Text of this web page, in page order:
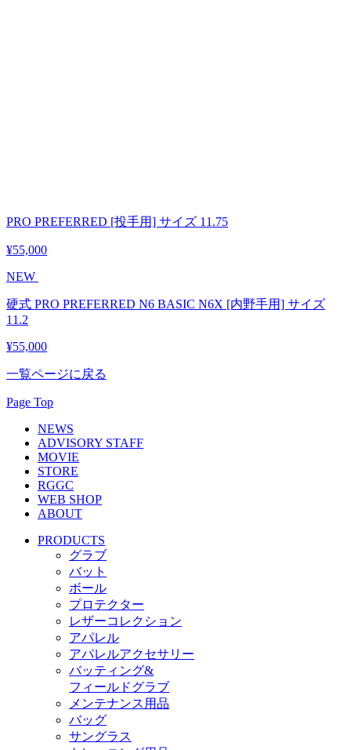
PRO PREFERRED [投手用] サイズ 11.75
¥55,000
NEW
硬式 PRO PREFERRED N6 BASIC N6X [内野手用] サイズ
11.2
¥55,000
一覧ページに戻る
Page Top
NEWS
ADVISORY STAFF
MOVIE
STORE
RGGC
WEB SHOP
ABOUT
PRODUCTS
グラブ
バット
ボール
プロテクター
レザーコレクション
アパレル
アパレルアクセサリー
バッティング&
フィールドグラブ
メンテナンス用品
バッグ
サングラス